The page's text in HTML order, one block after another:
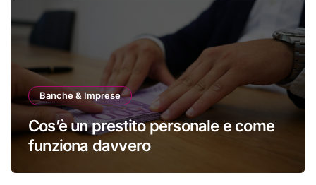
Banche & Imprese
Cos’è un prestito personale e come
funziona davvero